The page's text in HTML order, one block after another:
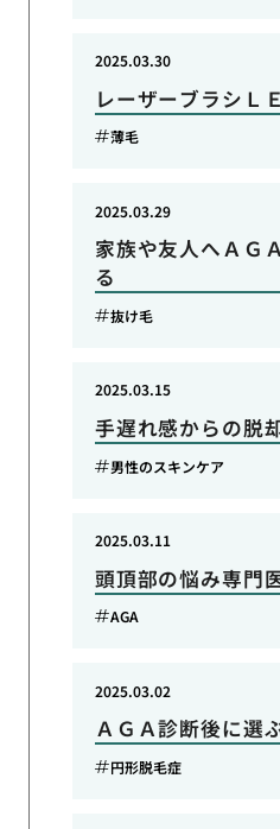
レーザーブラシＬ
2025.03.30
薄毛
家族や友人へＡＧ
る
2025.03.29
抜け毛
手遅れ感からの脱
2025.03.15
男性のスキンケア
頭頂部の悩み専門
2025.03.11
AGA
ＡＧＡ診断後に選
2025.03.02
円形脱毛症